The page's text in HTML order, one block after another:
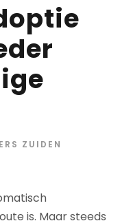
ZUIDEN
is. Maar steeds